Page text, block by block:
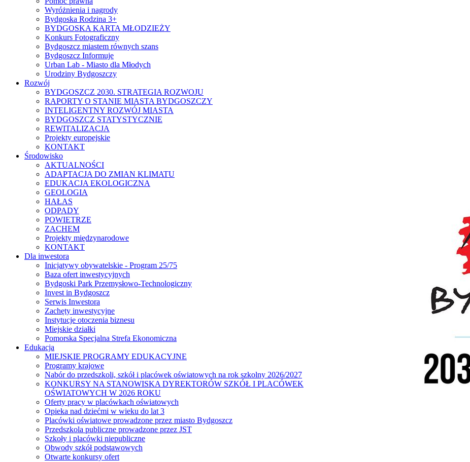
Wyróżnienia i nagrody
Bydgoska Rodzina 3+
BYDGOSKA KARTA MŁODZIEŻY
Konkurs Fotograficzny
Bydgoszcz miastem równych szans
Bydgoszcz Informuje
Urban Lab - Miasto dla Młodych
Urodziny Bydgoszczy
Rozwój
BYDGOSZCZ 2030. STRATEGIA ROZWOJU
RAPORTY O STANIE MIASTA BYDGOSZCZY
INTELIGENTNY ROZWÓJ MIASTA
BYDGOSZCZ STATYSTYCZNIE
REWITALIZACJA
Projekty europejskie
KONTAKT
Środowisko
AKTUALNOŚCI
ADAPTACJA DO ZMIAN KLIMATU
EDUKACJA EKOLOGICZNA
GEOLOGIA
HAŁAS
ODPADY
POWIETRZE
ZACHEM
Projekty międzynarodowe
KONTAKT
Dla inwestora
Inicjatywy obywatelskie - Program 25/75
Baza ofert inwestycyjnych
Bydgoski Park Przemysłowo-Technologiczny
Invest in Bydgoszcz
Serwis Inwestora
Zachęty inwestycyjne
Instytucje otoczenia biznesu
Miejskie działki
Pomorska Specjalna Strefa Ekonomiczna
Edukacja
MIEJSKIE PROGRAMY EDUKACYJNE
Programy krajowe
Nabór do przedszkoli, szkół i placówek oświatowych na rok szkolny 2026/2027
KONKURSY NA STANOWISKA DYREKTORÓW SZKÓŁ I PLACÓWEK
OŚWIATOWYCH W 2026 ROKU
Oferty pracy w placówkach oświatowych
Opieka nad dziećmi w wieku do lat 3
Placówki oświatowe prowadzone przez miasto Bydgoszcz
Przedszkola publiczne prowadzone przez JST
Szkoły i placówki niepubliczne
Obwody szkół podstawowych
Otwarte konkursy ofert